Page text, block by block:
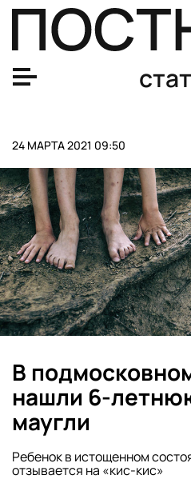
24 МАРТА 2021 09:50
В
нашли 6-
маугли
Ребенок в истощенном
отзывается на «кис-кис»
Сборная России по футболу